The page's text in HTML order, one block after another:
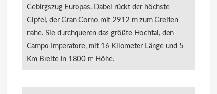
Gebirgszug Europas. Dabei rückt der höchste
Gipfel, der Gran Corno mit 2912 m zum Greifen
nahe. Sie durchqueren das größte Hochtal, den
Campo Imperatore, mit 16 Kilometer Länge und 5
Km Breite in 1800 m Höhe.